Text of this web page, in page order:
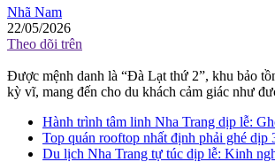
Nhã Nam
22/05/2026
Theo dõi trên
Được mệnh danh là “Đà Lạt thứ 2”, khu bảo
kỳ vĩ, mang đến cho du khách cảm giác như
Hành trình tâm linh Nha Trang dịp lễ:
Top quán rooftop nhất định phải ghé dịp
Du lịch Nha Trang tự túc dịp lễ: Kinh